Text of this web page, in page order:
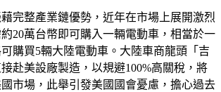
完整產業鏈優勢，近年在市場上展開激烈
20萬台幣即可購入一輛電動車，相當於一
購買5輛大陸電動車。大陸車商龍頭「吉
赴美設廠製造，以規避100%高關稅，將
市場，此舉引發美國國會憂慮，擔心過去